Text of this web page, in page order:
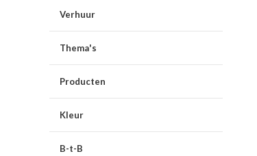
Verhuur
Thema's
Producten
Kleur
B-t-B